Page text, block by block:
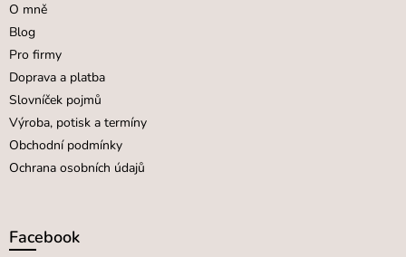
O mně
Blog
Pro firmy
Doprava a platba
Slovníček pojmů
Výroba, potisk a termíny
Obchodní podmínky
Ochrana osobních údajů
Facebook